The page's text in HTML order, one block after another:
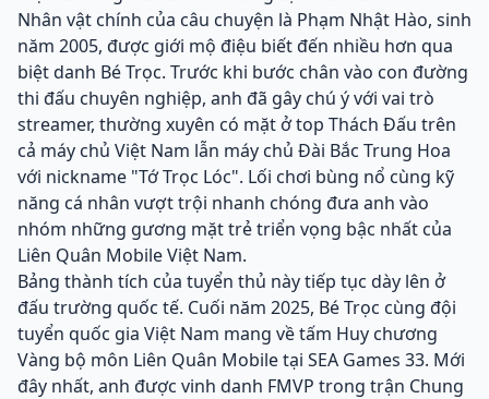
Nhân vật chính của câu chuyện là Phạm Nhật Hào, sinh
năm 2005, được giới mộ điệu biết đến nhiều hơn qua
biệt danh Bé Trọc. Trước khi bước chân vào con đường
thi đấu chuyên nghiệp, anh đã gây chú ý với vai trò
streamer, thường xuyên có mặt ở top Thách Đấu trên
cả máy chủ Việt Nam lẫn máy chủ Đài Bắc Trung Hoa
với nickname "Tớ Trọc Lóc". Lối chơi bùng nổ cùng kỹ
năng cá nhân vượt trội nhanh chóng đưa anh vào
nhóm những gương mặt trẻ triển vọng bậc nhất của
Liên Quân Mobile Việt Nam.
Bảng thành tích của tuyển thủ này tiếp tục dày lên ở
đấu trường quốc tế. Cuối năm 2025, Bé Trọc cùng đội
tuyển quốc gia Việt Nam mang về tấm Huy chương
Vàng bộ môn Liên Quân Mobile tại SEA Games 33. Mới
đây nhất, anh được vinh danh FMVP trong trận Chung